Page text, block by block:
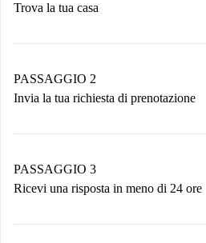
Trova la tua casa
Hai tutte le informazioni
PASSAGGIO 2
Invia la tua richiesta di prenotazione
non accetta.
PASSAGGIO 3
Ricevi una risposta in meno di 24 ore